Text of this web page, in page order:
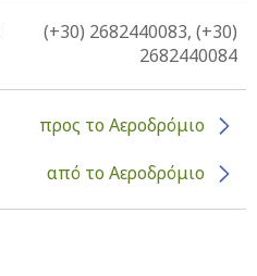
(+30) 2682440083, (+30)
2682440084
προς το Αεροδρόμιο
από το Αεροδρόμιο